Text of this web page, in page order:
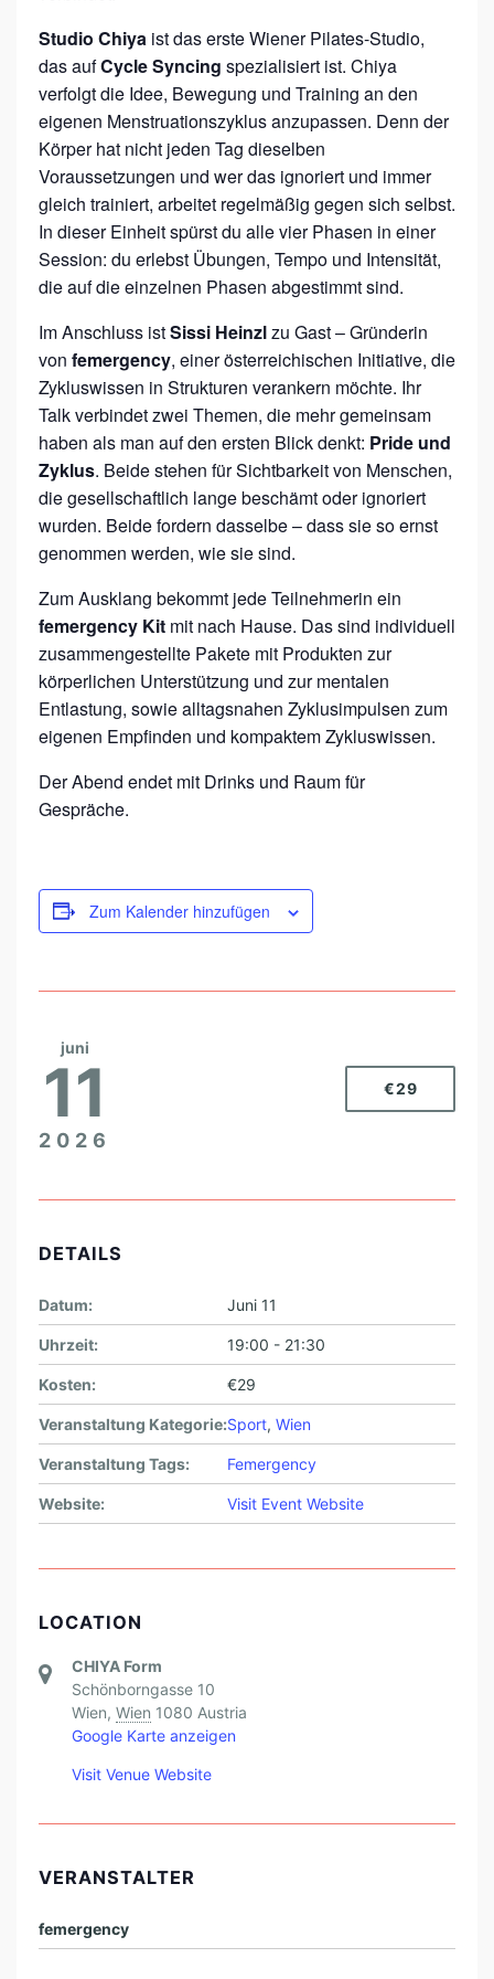
F
E
M
E
R
G
E
N
C
Y
Studio Chiya ist das erste Wiener Pilates-Studio,
das aufCycle Syncing spezialisiert ist. Chiya
verfolgt die Idee, Bewegung und Training an den
eigenen Menstruationszyklus anzupassen. Denn der
Körper hat nicht jeden Tag dieselben
Voraussetzungen und wer das ignoriert und immer
gleich trainiert, arbeitet regelmäßig gegen sich selbst.
In dieser Einheit spürst du alle vier Phasen in einer
Session: du erlebst Übungen, Tempo und Intensität,
die auf die einzelnen Phasen abgestimmt sind.
Im Anschluss istSissi Heinzlzu Gast – Gründerin
von femergency, einer österreichischen Initiative, die
Zykluswissen in Strukturen verankern möchte. Ihr
Talk verbindet zwei Themen, die mehr gemeinsam
haben als man auf den ersten Blick denkt: Pride und
Zyklus. Beide stehen für Sichtbarkeit von Menschen,
die gesellschaftlich lange beschämt oder ignoriert
wurden. Beide fordern dasselbe – dass sie so ernst
genommen werden, wie sie sind.
Zum Ausklang bekommt jede Teilnehmerin ein
femergency Kit mit nach Hause. Das sind individuell
zusammengestellte Pakete mit Produkten zur
körperlichen Unterstützung und zur mentalen
Entlastung, sowie alltagsnahen Zyklusimpulsen zum
eigenen Empfinden und kompaktem Zykluswissen.
Der Abend endet mit Drinks und Raum für
Gespräche.
Zum Kalender hinzufügen
juni
11
2026
€29
DETAILS
Datum: Juni 11
Uhrzeit: 19:00 - 21:30
Kosten: €29
Veranstaltung Kategorie:Sport, Wien
Veranstaltung Tags: Femergency
Website: Visit Event Website
LOCATION
CHIYA Form
Schönborngasse 10
Wien, Wien 1080 Austria
Google Karte anzeigen
Visit Venue Website
VERANSTALTER
femergency